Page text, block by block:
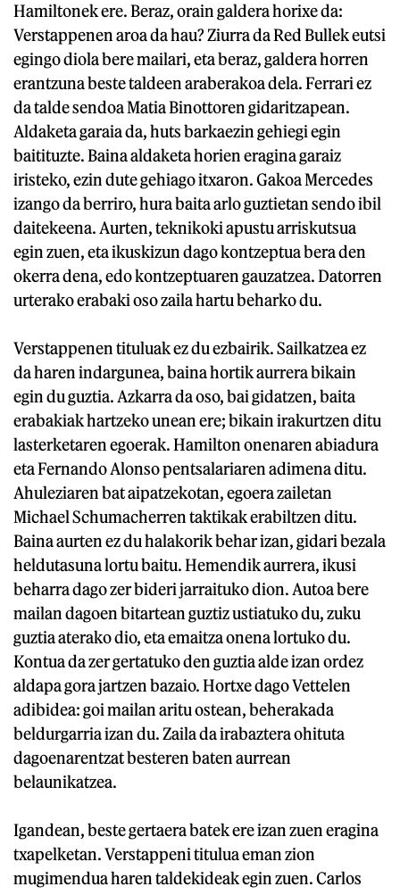
Hamiltonek ere. Beraz, orain galdera horixe da:
Verstappenen aroa da hau? Ziurra da Red Bullek eutsi
egingo diola bere mailari, eta beraz, galdera horren
erantzuna beste taldeen araberakoa dela. Ferrari ez
da talde sendoa Matia Binottoren gidaritzapean.
Aldaketa garaia da, huts barkaezin gehiegi egin
baitituzte. Baina aldaketa horien eragina garaiz
iristeko, ezin dute gehiago itxaron. Gakoa Mercedes
izango da berriro, hura baita arlo guztietan sendo ibil
daitekeena. Aurten, teknikoki apustu arriskutsua
egin zuen, eta ikuskizun dago kontzeptua bera den
okerra dena, edo kontzeptuaren gauzatzea. Datorren
urterako erabaki oso zaila hartu beharko du.
Verstappenen tituluak ez du ezbairik. Sailkatzea ez
da haren indargunea, baina hortik aurrera bikain
egin du guztia. Azkarra da oso, bai gidatzen, baita
erabakiak hartzeko unean ere; bikain irakurtzen ditu
lasterketaren egoerak. Hamilton onenaren abiadura
eta Fernando Alonso pentsalariaren adimena ditu.
Ahuleziaren bat aipatzekotan, egoera zailetan
Michael Schumacherren taktikak erabiltzen ditu.
Baina aurten ez du halakorik behar izan, gidari bezala
heldutasuna lortu baitu. Hemendik aurrera, ikusi
beharra dago zer bideri jarraituko dion. Autoa bere
mailan dagoen bitartean guztiz ustiatuko du, zuku
guztia aterako dio, eta emaitza onena lortuko du.
Kontua da zer gertatuko den guztia alde izan ordez
aldapa gora jartzen bazaio. Hortxe dago Vettelen
adibidea: goi mailan aritu ostean, beherakada
beldurgarria izan du. Zaila da irabaztera ohituta
dagoenarentzat besteren baten aurrean
belaunikatzea.
Igandean, beste gertaera batek ere izan zuen eragina
txapelketan. Verstappeni titulua eman zion
mugimendua haren taldekideak egin zuen. Carlos